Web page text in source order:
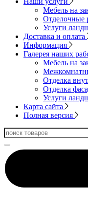
Мебель на
Отделочные
Услуги
Доставка и оплата
Информация
Галерея наших
Мебель на
Отделка
Отделка
Услуги
Карта сайта
Полная версия